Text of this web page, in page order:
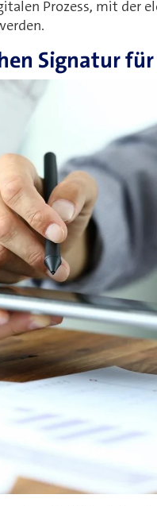
Prozess, mit der
Signatur für